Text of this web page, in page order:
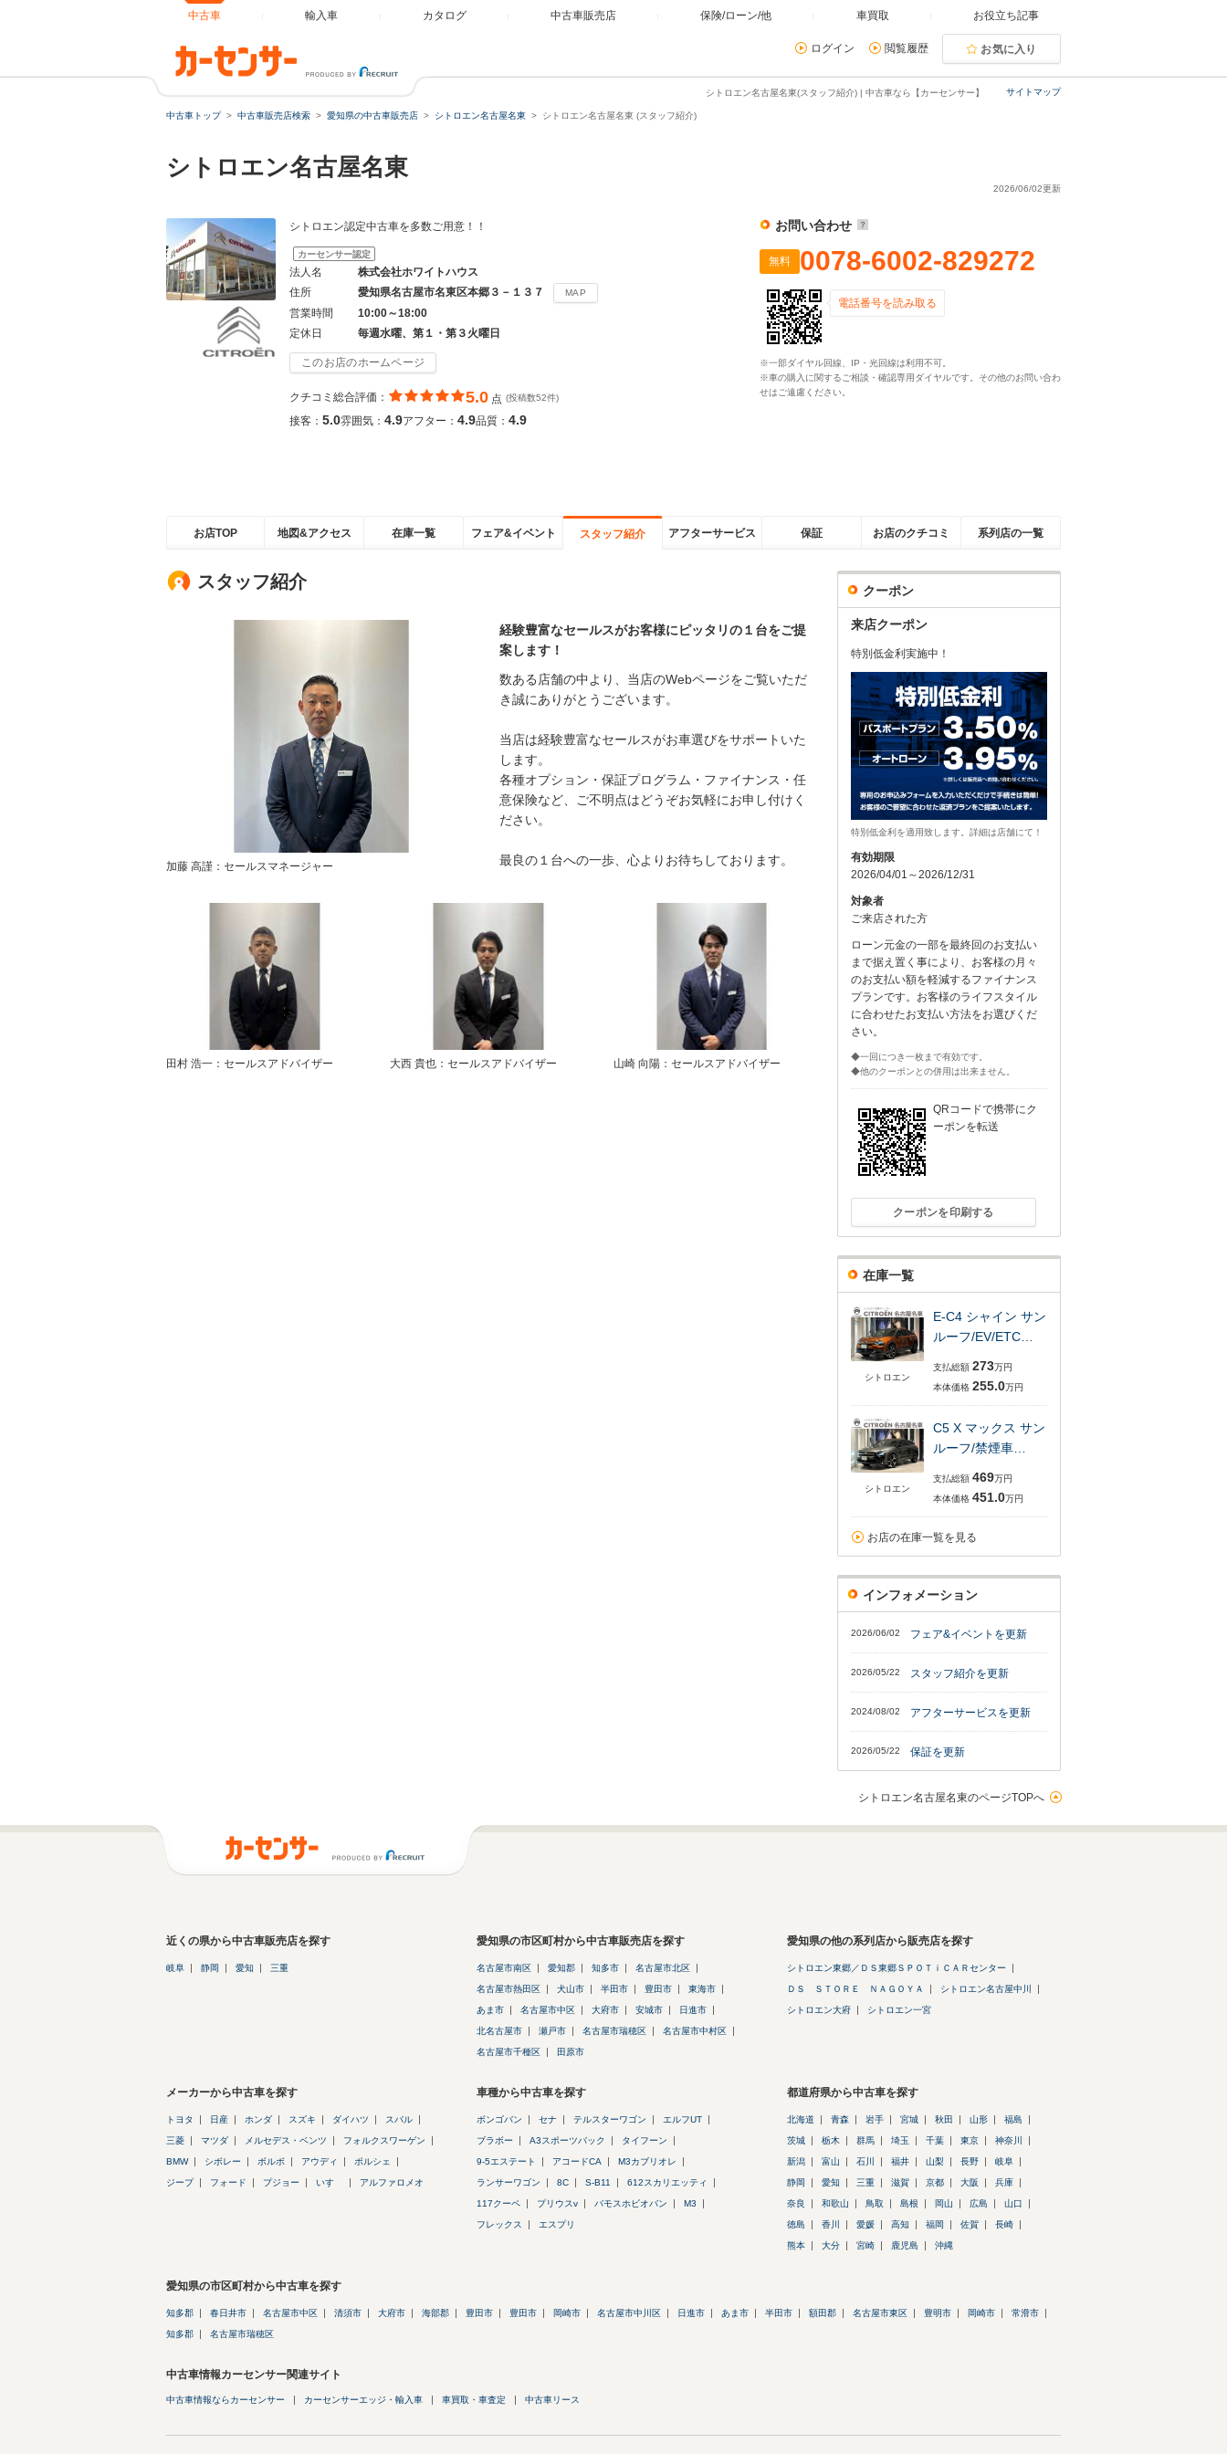
中古車 輸入車 カタログ 中古車販売店 保険/ローン/他 車買取 お役立ち記事
ログイン 閲覧履歴 お気に入り
サイトマップ
シトロエン名古屋名東(スタッフ紹介) | 中古車なら【カーセンサー】
中古車トップ 中古車販売店検索 愛知県の中古車販売店 シトロエン名古屋名東 シトロエン名古屋名東 (スタッフ紹介)
シトロエン名古屋名東
2026/06/02更新
シトロエン認定中古車を多数ご用意！！
カーセンサー認定
法人名
株式会社ホワイトハウス
住所
愛知県名古屋市名東区本郷３－１３７ MAP
営業時間
10:00～18:00
定休日
毎週水曜、第１・第３火曜日
このお店のホームページ
クチコミ総合評価： 5.0 点 (投稿数52件)
接客： 5.0雰囲気： 4.9アフター： 4.9品質： 4.9
お問い合わせ
無料 0078-6002-829272
電話番号を読み取る
※一部ダイヤル回線、IP・光回線は利用不可。
※車の購入に関するご相談・確認専用ダイヤルです。その他のお問い合わ
せはご遠慮ください。
お店TOP 地図&アクセス 在庫一覧 フェア&イベント スタッフ紹介 アフターサービス 保証 お店のクチコミ 系列店の一覧
スタッフ紹介
加藤 高謹：セールスマネージャー
経験豊富なセールスがお客様にピッタリの１台をご提
案します！
数ある店舗の中より、当店のWebページをご覧いただ
き誠にありがとうございます。
当店は経験豊富なセールスがお車選びをサポートいた
します。
各種オプション・保証プログラム・ファイナンス・任
意保険など、ご不明点はどうぞお気軽にお申し付けく
ださい。
最良の１台への一歩、心よりお待ちしております。
田村 浩一：セールスアドバイザー 大西 貴也：セールスアドバイザー 山崎 向陽：セールスアドバイザー
クーポン
来店クーポン
特別低金利実施中！
特別低金利を適用致します。詳細は店舗にて！
有効期限
2026/04/01～2026/12/31
対象者
ご来店された方
ローン元金の一部を最終回のお支払い
まで据え置く事により、お客様の月々
のお支払い額を軽減するファイナンス
プランです。お客様のライフスタイル
に合わせたお支払い方法をお選びくだ
さい。
◆一回につき一枚まで有効です。
◆他のクーポンとの併用は出来ません。
QRコードで携帯にク
ーポンを転送
クーポンを印刷する
在庫一覧
シトロエン
E-C4 シャイン サン
ルーフ/EV/ETC…
支払総額 273万円
本体価格 255.0万円
シトロエン
C5 X マックス サン
ルーフ/禁煙車…
支払総額 469万円
本体価格 451.0万円
お店の在庫一覧を見る
インフォメーション
2026/06/02 フェア&イベントを更新
2026/05/22 スタッフ紹介を更新
2024/08/02 アフターサービスを更新
2026/05/22 保証を更新
シトロエン名古屋名東のページTOPへ
近くの県から中古車販売店を探す
岐阜 静岡 愛知 三重
愛知県の市区町村から中古車販売店を探す
名古屋市南区 愛知郡 知多市 名古屋市北区
名古屋市熱田区 犬山市 半田市 豊田市 東海市
あま市 名古屋市中区 大府市 安城市 日進市
北名古屋市 瀬戸市 名古屋市瑞穂区 名古屋市中村区
名古屋市千種区 田原市
愛知県の他の系列店から販売店を探す
シトロエン東郷／ＤＳ東郷ＳＰＯＴｉＣＡＲセンター
ＤＳ ＳＴＯＲＥ ＮＡＧＯＹＡ シトロエン名古屋中川
シトロエン大府 シトロエン一宮
メーカーから中古車を探す
トヨタ 日産 ホンダ スズキ ダイハツ スバル
三菱 マツダ メルセデス・ベンツ フォルクスワーゲン
BMW シボレー ボルボ アウディ ポルシェ
ジープ フォード プジョー いすゞ アルファロメオ
車種から中古車を探す
ボンゴバン セナ テルスターワゴン エルフUT
ブラボー A3スポーツバック タイフーン
9-5エステート アコードCA M3カブリオレ
ランサーワゴン 8C S-B11 612スカリエッティ
117クーペ プリウスv バモスホビオバン M3
フレックス エスプリ
都道府県から中古車を探す
北海道 青森 岩手 宮城 秋田 山形 福島
茨城 栃木 群馬 埼玉 千葉 東京 神奈川
新潟 富山 石川 福井 山梨 長野 岐阜
静岡 愛知 三重 滋賀 京都 大阪 兵庫
奈良 和歌山 鳥取 島根 岡山 広島 山口
徳島 香川 愛媛 高知 福岡 佐賀 長崎
熊本 大分 宮崎 鹿児島 沖縄
愛知県の市区町村から中古車を探す
知多郡 春日井市 名古屋市中区 清須市 大府市 海部郡 豊田市 豊田市 岡崎市 名古屋市中川区 日進市 あま市 半田市 額田郡 名古屋市東区 豊明市 岡崎市 常滑市
知多郡 名古屋市瑞穂区
中古車情報カーセンサー関連サイト
中古車情報ならカーセンサー カーセンサーエッジ・輸入車 車買取・車査定 中古車リース